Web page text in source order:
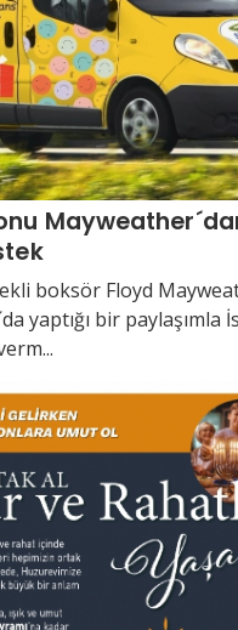
boksör Floyd
yaptığı bir paylaşımla